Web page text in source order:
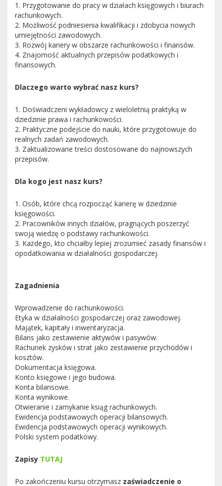
1. Przygotowanie do pracy w działach księgowych i biurach
rachunkowych.
2. Możliwość podniesienia kwalifikacji i zdobycia nowych
umiejętności zawodowych.
3. Rozwój kariery w obszarze rachunkowości i finansów.
4. Znajomość aktualnych przepisów podatkowych i
finansowych.
Dlaczego warto wybrać nasz kurs?
1. Doświadczeni wykładowcy z wieloletnią praktyką w
dziedzinie prawa i rachunkowości.
2. Praktyczne podejście do nauki, które przygotowuje do
realnych zadań zawodowych.
3. Zaktualizowane treści dostosowane do najnowszych
przepisów.
Dla kogo jest nasz kurs?
1. Osób, które chcą rozpocząć karierę w dziedzinie
księgowości.
2. Pracowników innych działów, pragnących poszerzyć
swoją wiedzę o podstawy rachunkowości.
3. Każdego, kto chciałby lepiej zrozumieć zasady finansów i
opodatkowania w działalności gospodarczej.
Zagadnienia
Wprowadzenie do rachunkowości.
Etyka w działalności gospodarczej oraz zawodowej.
Majątek, kapitały i inwentaryzacja.
Bilans jako zestawienie aktywów i pasywów.
Rachunek zysków i strat jako zestawienie przychodów i
kosztów.
Dokumentacja księgowa.
Konto księgowe i jego budowa.
Konta bilansowe.
Konta wynikowe.
Otwieranie i zamykanie ksiąg rachunkowych.
Ewidencja podstawowych operacji bilansowych.
Ewidencja podstawowych operacji wynikowych.
Polski system podatkowy.
Zapisy TUTAJ
Po zakończeniu kursu otrzymasz zaświadczenie o